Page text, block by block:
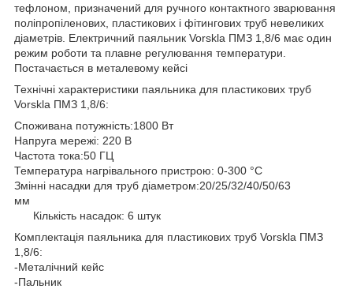
тефлоном, призначений для ручного контактного зварювання
поліпропіленових, пластикових і фітингових труб невеликих
діаметрів. Електричний паяльник Vorskla ПМЗ 1,8/6 має один
режим роботи та плавне регулювання температури.
Постачається в металевому кейсі
Технічні характеристики паяльника для пластикових труб
Vorskla ПМЗ 1,8/6:
Споживана потужність:1800 Вт
Напруга мережі: 220 В
Частота тока:50 ГЦ
Температура нагрівального пристрою: 0-300 °C
Змінні насадки для труб діаметром:20/25/32/40/50/63
мм
Кількість насадок: 6 штук
Комплектація паяльника для пластикових труб Vorskla ПМЗ
1,8/6:
-Металічний кейс
-Пальник